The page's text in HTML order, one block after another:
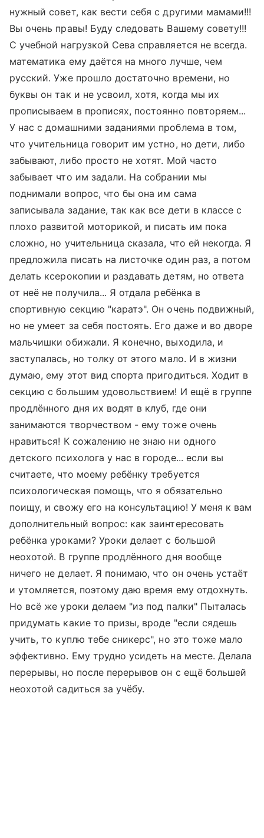
нужный совет, как вести себя с другими мамами!!!
Вы очень правы! Буду следовать Вашему совету!!!
С учебной нагрузкой Сева справляется не всегда.
математика ему даётся на много лучше, чем
русский. Уже прошло достаточно времени, но
буквы он так и не усвоил, хотя, когда мы их
прописываем в прописях, постоянно повторяем...
У нас с домашними заданиями проблема в том,
что учительница говорит им устно, но дети, либо
забывают, либо просто не хотят. Мой часто
забывает что им задали. На собрании мы
поднимали вопрос, что бы она им сама
записывала задание, так как все дети в классе с
плохо развитой моторикой, и писать им пока
сложно, но учительница сказала, что ей некогда. Я
предложила писать на листочке один раз, а потом
делать ксерокопии и раздавать детям, но ответа
от неё не получила... Я отдала ребёнка в
спортивную секцию "каратэ". Он очень подвижный,
но не умеет за себя постоять. Его даже и во дворе
мальчишки обижали. Я конечно, выходила, и
заступалась, но толку от этого мало. И в жизни
думаю, ему этот вид спорта пригодиться. Ходит в
секцию с большим удовольствием! И ещё в группе
продлённого дня их водят в клуб, где они
занимаются творчеством - ему тоже очень
нравиться! К сожалению не знаю ни одного
детского психолога у нас в городе... если вы
считаете, что моему ребёнку требуется
психологическая помощь, что я обязательно
поищу, и свожу его на консультацию! У меня к вам
дополнительный вопрос: как заинтересовать
ребёнка уроками? Уроки делает с большой
неохотой. В группе продлённого дня вообще
ничего не делает. Я понимаю, что он очень устаёт
и утомляется, поэтому даю время ему отдохнуть.
Но всё же уроки делаем "из под палки" Пыталась
придумать какие то призы, вроде "если сядешь
учить, то куплю тебе сникерс", но это тоже мало
эффективно. Ему трудно усидеть на месте. Делала
перерывы, но после перерывов он с ещё большей
неохотой садиться за учёбу.